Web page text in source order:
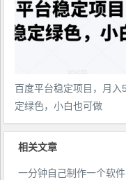
百度平台稳定项目，月入
定绿色，小白也可做
相关文章
一分钟自己制作一个软